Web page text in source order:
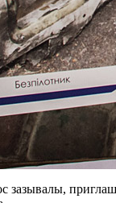
зазывалы,